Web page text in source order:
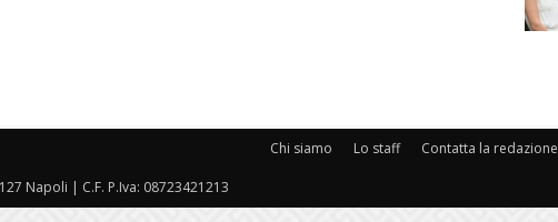
Chi siamo Lo staff Contatta la redazione
Napoli | C.F. P.Iva: 08723421213